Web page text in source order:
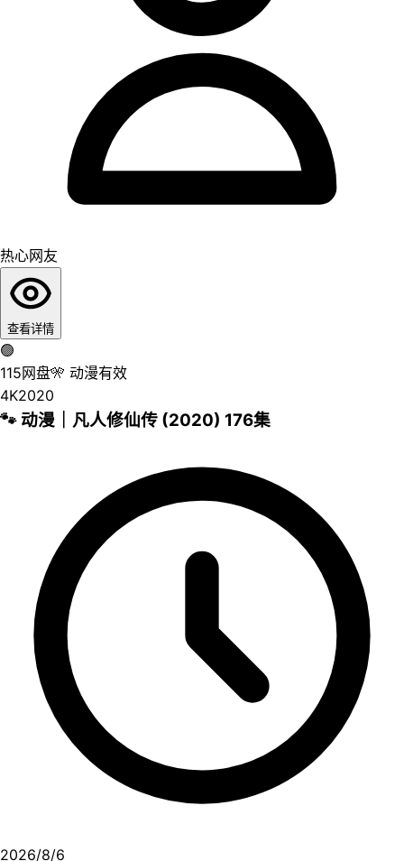
热心网友
查看详情
🟢
115网盘🎌 动漫有效
4K2020
🐾 动漫｜凡人修仙传 (2020) 176集
2026/8/6